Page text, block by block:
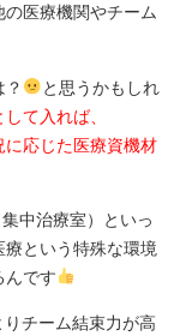
医療機関やチーム
と思うかもしれ
て入れば、
応じた医療資機材
中治療室）といっ
という特殊な環境
んです
チーム結束力が高